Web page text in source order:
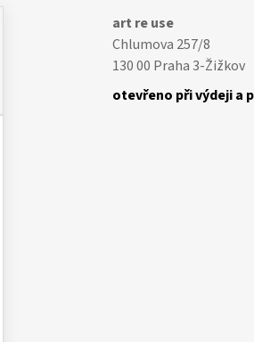
art re use
Chlumova 257/8
130 00 Praha 3-Žižkov
otevřeno při výdeji a